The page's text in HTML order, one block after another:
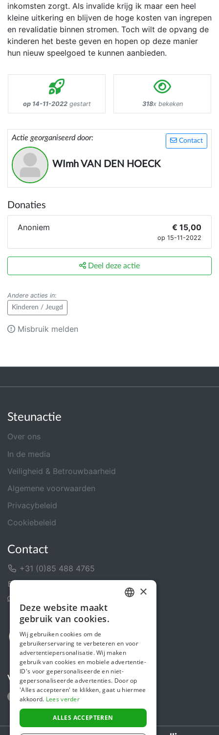
inkomsten zorgt. Als invalide krijg ik maar een heel
kleine uitkering en blijven de hoge kosten van ingrepen
en revalidatie binnen stromen. Toch wilt de opvang de
kinderen het beste geven en hopen op deze manier
hun nieuw speelgoed te kunnen aanbieden.
op 14-11-2022gestart 318x bekeken
Contact
Actie georganiseerd door:
WImh VAN DEN HOECK
Donaties
Anoniem € 15,00
op 15-11-2022
Deel deze actie
Andere acties in:
Kinderen / Jeugd
Misbruik melden
Steunactie
Over ons
In de media
Veiligheid & Betrouwbaarheid
Algemene voorwaarden
Privacybeleid
Cookiebeleid
Contact
+31 (0)85 488 4765
Volg ons
ENGLISH
×
Deze website maakt
gebruik van cookies.
Wij gebruiken cookies om de
gebruikerservaring te verbeteren en voor
advertentiepersonalisatie. Wij maken
gebruik van cookies en mobiele advertentie-
ID's voor gepersonaliseerde en niet-
gepersonaliseerde advertenties. Door op
'Alles accepteren' te klikken, gaat u hiermee
akkoord. Lees verder
ALLES ACCEPTEREN